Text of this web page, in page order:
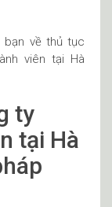
bạn về thủ tục
viên tại Hà
ty
tại Hà